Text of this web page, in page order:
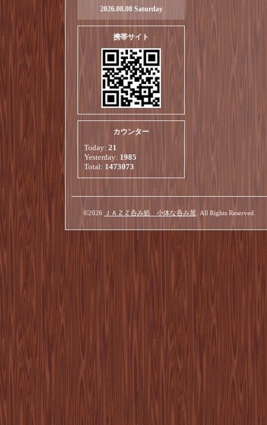
2026.08.08 Saturday
携帯サイト
カウンター
Today: 21
Yesterday: 1985
Total: 1473073
©2026 ＪＡＺＺ呑み処 小体な呑み屋 . All Rights Reserved.